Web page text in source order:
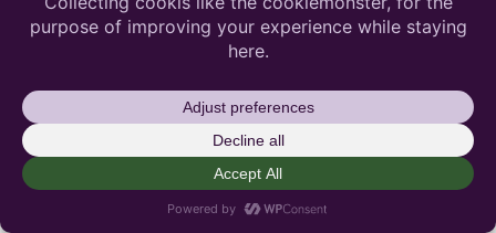
Kanaans trädgårdscafé var ett självklart val för Maja
och Martin när de gifte sig i augusti 2019. Rebecka
bland annat porträttbilder i vattnet under solnedgången.